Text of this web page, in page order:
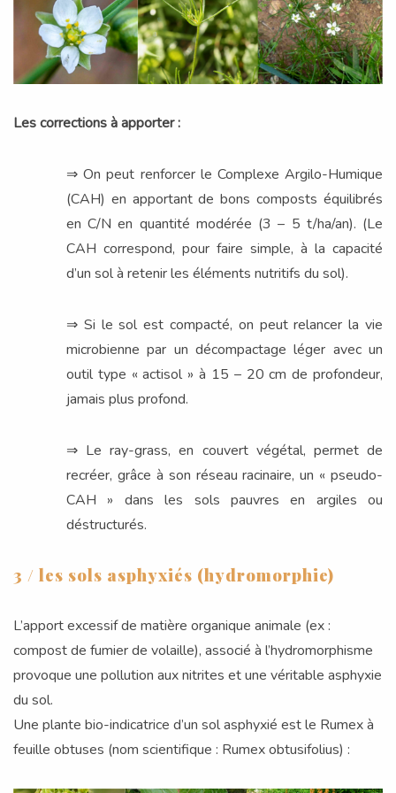
Les corrections à apporter :
⇒ On peut renforcer le Complexe Argilo-Humique
(CAH) en apportant de bons composts équilibrés
en C/N en quantité modérée (3 – 5 t/ha/an). (Le
CAH correspond, pour faire simple, à la capacité
d’un sol à retenir les éléments nutritifs du sol).
⇒ Si le sol est compacté, on peut relancer la vie
microbienne par un décompactage léger avec un
outil type « actisol » à 15 – 20 cm de profondeur,
jamais plus profond.
⇒ Le ray-grass, en couvert végétal, permet de
recréer, grâce à son réseau racinaire, un « pseudo-
CAH » dans les sols pauvres en argiles ou
déstructurés.
3 / les sols asphyxiés (hydromorphie)
L’apport excessif de matière organique animale (ex :
compost de fumier de volaille), associé à l’hydromorphisme
provoque une pollution aux nitrites et une véritable asphyxie
du sol.
Une plante bio-indicatrice d’un sol asphyxié est le Rumex à
feuille obtuses (nom scientifique : Rumex obtusifolius) :